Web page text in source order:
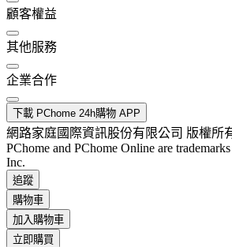
顧客權益
其他服務
企業合作
下載 PChome 24h購物 APP
網路家庭國際資訊股份有限公司 版權所
PChome and PChome Online are
Inc.
追蹤
購物車
加入購物車
立即購買